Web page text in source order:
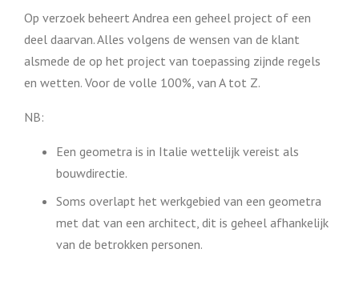
Op verzoek beheert Andrea een geheel project of een
deel daarvan. Alles volgens de wensen van de klant
alsmede de op het project van toepassing zijnde regels
en wetten. Voor de volle 100%, van A tot Z.
NB:
Een geometra is in Italie wettelijk vereist als
bouwdirectie.
Soms overlapt het werkgebied van een geometra
met dat van een architect, dit is geheel afhankelijk
van de betrokken personen.